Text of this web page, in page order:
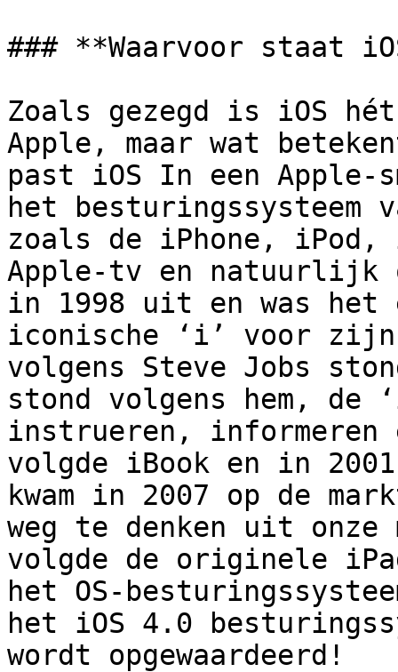
### **Waarvoor staat
Zoals gezegd is iOS
Apple, maar wat
past iOS In een Apple-
het besturingssysteem
zoals de iPhone, iPod,
Apple-tv en natuurlijk
in 1998 uit en was het
iconische ‘i’ voor
volgens Steve Jobs
stond volgens hem,
instrueren,
volgde iBook en in
kwam in 2007 op de
weg te denken uit onze
volgde de originele
het OS-
het iOS 4.0
wordt opgewaardeerd!